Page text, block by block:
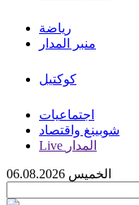
رياضة
منبر المدار
كوكتيل
اجتماعيات
شوبينغ واقتصاد
Live المدار